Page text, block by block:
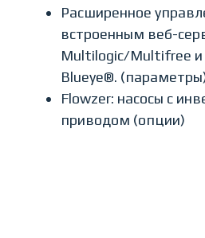
Расширенное
встроенным веб-
Multilogic/Multifree и
Blueye®.
Flowzer: насосы с
приводом (опции)